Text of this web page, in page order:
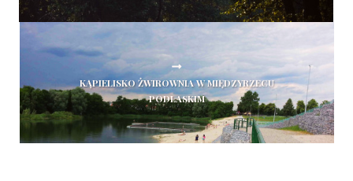
KĄPIELISKO ŻWIROWNIA W MIĘDZYRZECU
PODLASKIM